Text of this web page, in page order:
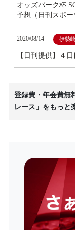
オッズパーク杯
予想（日刊スポ
2020/08/14 伊勢
【日刊提供】４
登録費・年会費無
レース」をもっと